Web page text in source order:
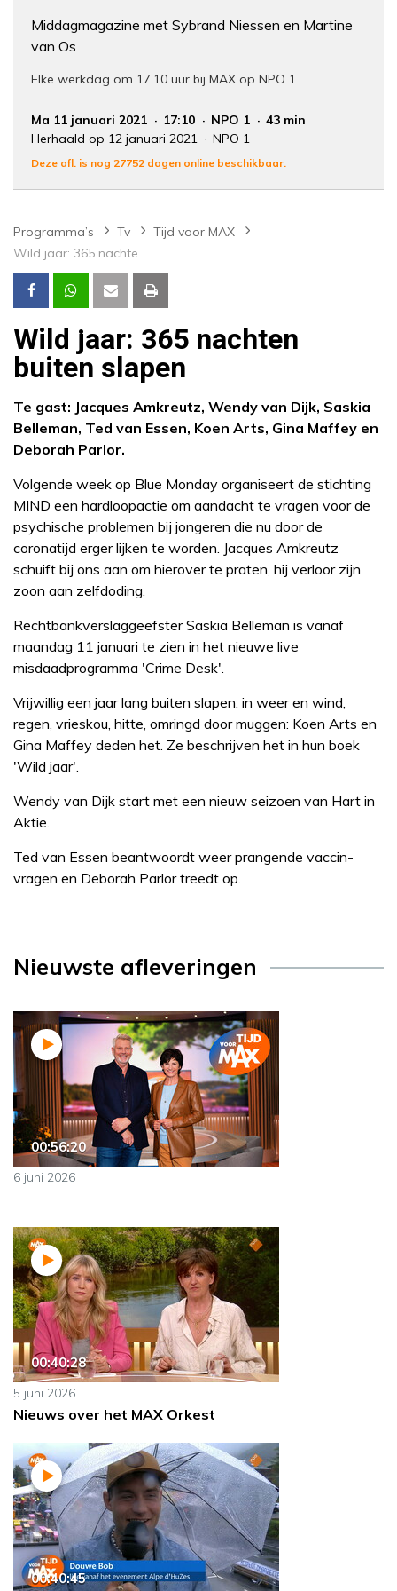
Middagmagazine met Sybrand Niessen en Martine
van Os
Elke werkdag om 17.10 uur bij MAX op NPO 1.
Ma 11 januari 2021 17:10 NPO 1
43 min
Herhaald op 12 januari 2021
NPO 1
Deze afl. is nog 27752 dagen online beschikbaar.
Programma’s Tv
Tijd voor MAX
Wild jaar: 365 nachten buiten slapen
Wild jaar: 365 nachten
buiten slapen
Te gast: Jacques Amkreutz, Wendy van Dijk, Saskia
Belleman, Ted van Essen, Koen Arts, Gina Maffey en
Deborah Parlor.
Volgende week op Blue Monday organiseert de stichting
MIND een hardloopactie om aandacht te vragen voor de
psychische problemen bij jongeren die nu door de
coronatijd erger lijken te worden. Jacques Amkreutz
schuift bij ons aan om hierover te praten, hij verloor zijn
zoon aan zelfdoding.
Rechtbankverslaggeefster Saskia Belleman is vanaf
maandag 11 januari te zien in het nieuwe live
misdaadprogramma 'Crime Desk'.
Vrijwillig een jaar lang buiten slapen: in weer en wind,
regen, vrieskou, hitte, omringd door muggen: Koen Arts en
Gina Maffey deden het. Ze beschrijven het in hun boek
'Wild jaar'.
Wendy van Dijk start met een nieuw seizoen van Hart in
Aktie.
Ted van Essen beantwoordt weer prangende vaccin-
vragen en Deborah Parlor treedt op.
Nieuwste afleveringen
00:56:20
6 juni 2026
00:40:28
5 juni 2026
Nieuws over het MAX Orkest
00:40:45